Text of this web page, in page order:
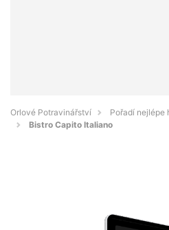
Orlové Potravinářství
Pořadí nejlépe
Bistro Capito Italiano